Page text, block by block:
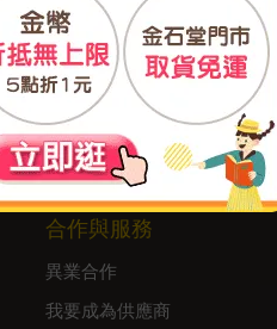
無庫存
無庫存
無庫存
合作與服務
異業合作
我要成為供應商